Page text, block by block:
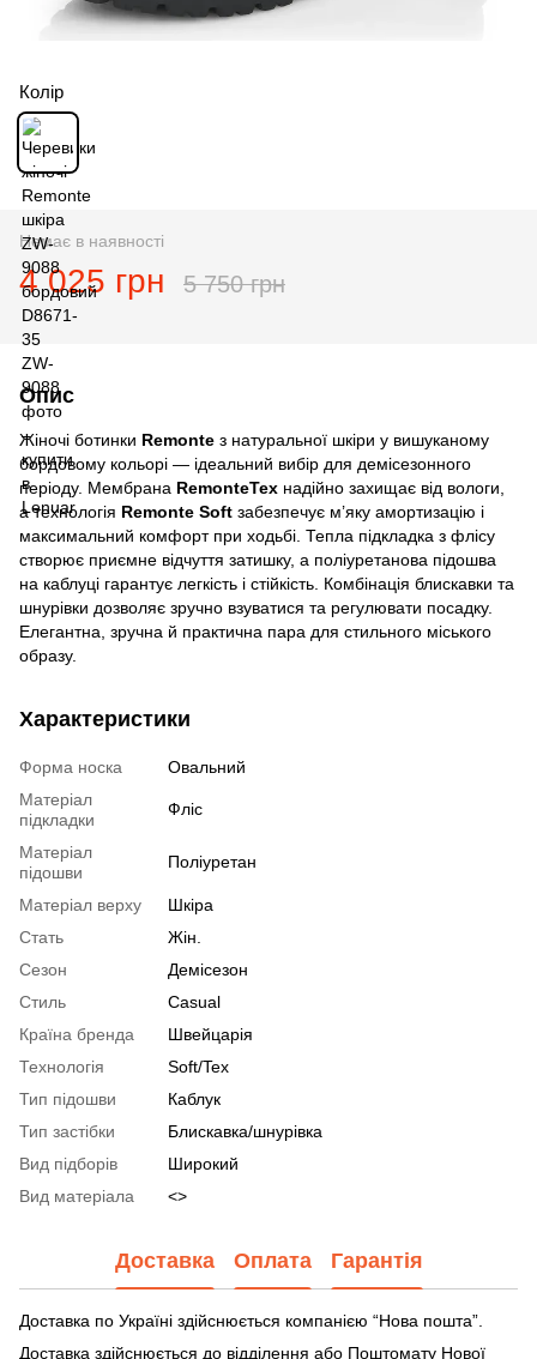
Колір
Немає в наявності
4 025 грн 5 750 грн
Опис
Жіночі ботинки Remonte з натуральної шкіри у вишуканому
бордовому кольорі — ідеальний вибір для демісезонного
періоду. Мембрана RemonteTex надійно захищає від вологи,
а технологія Remonte Soft забезпечує м’яку амортизацію і
максимальний комфорт при ходьбі. Тепла підкладка з флісу
створює приємне відчуття затишку, а поліуретанова підошва
на каблуці гарантує легкість і стійкість. Комбінація блискавки та
шнурівки дозволяє зручно взуватися та регулювати посадку.
Елегантна, зручна й практична пара для стильного міського
образу.
Характеристики
Форма носка
Овальний
Матеріал
підкладки
Фліс
Матеріал
підошви
Поліуретан
Матеріал верху
Шкіра
Стать
Жін.
Сезон
Демісезон
Стиль
Casual
Країна бренда
Швейцарія
Технологія
Soft/Tex
Тип підошви
Каблук
Тип застібки
Блискавка/шнурівка
Вид підборів
Широкий
Вид матеріала
<>
Доставка Оплата Гарантія
Доставка по Україні здійснюється компанією “Нова пошта”.
Доставка здійснюється до відділення або Поштомату Нової